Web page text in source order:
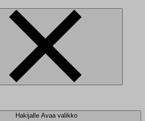
Hakijalle Avaa valikko